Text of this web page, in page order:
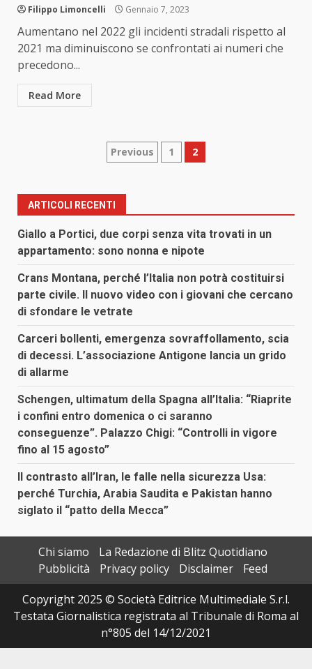
Filippo Limoncelli Gennaio 7, 2023
Aumentano nel 2022 gli incidenti stradali rispetto al
2021 ma diminuiscono se confrontati ai numeri che
precedono...
Read More
Paginazione
articoli
Previous 1 2
ARTICOLI RECENTI
Giallo a Portici, due corpi senza vita trovati in un
appartamento: sono nonna e nipote
Crans Montana, perché l’Italia non potrà costituirsi
parte civile. Il nuovo video con i giovani che cercano
di sfondare le vetrate
Carceri bollenti, emergenza sovraffollamento, scia
di decessi. L’associazione Antigone lancia un grido
di allarme
Schengen, ultimatum della Spagna all’Italia: “Riaprite
i confini entro domenica o ci saranno
conseguenze”. Palazzo Chigi: “Controlli in vigore
fino al 15 agosto”
Il contrasto all’Iran, le falle nella sicurezza Usa:
perché Turchia, Arabia Saudita e Pakistan hanno
siglato il “patto della Mecca”
Chi siamo
La Redazione di Blitz Quotidiano
Pubblicità
Privacy policy Disclaimer
Feed
Copyright 2025 © Società Editrice Multimediale S.r.l.
Testata Giornalistica registrata al Tribunale di Roma al
n°805 del 14/12/2021